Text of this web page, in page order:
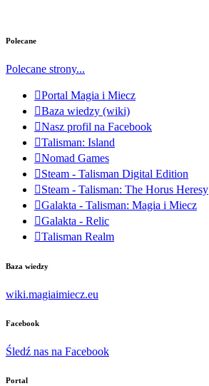
Polecane
Polecane strony...
Portal Magia i Miecz
Baza wiedzy (wiki)
Nasz profil na Facebook
Talisman: Island
Nomad Games
Steam - Talisman Digital Edition
Steam - Talisman: The Horus Heresy
Galakta - Talisman: Magia i Miecz
Galakta - Relic
Talisman Realm
Baza wiedzy
wiki.magiaimiecz.eu
Facebook
Śledź nas na Facebook
Portal